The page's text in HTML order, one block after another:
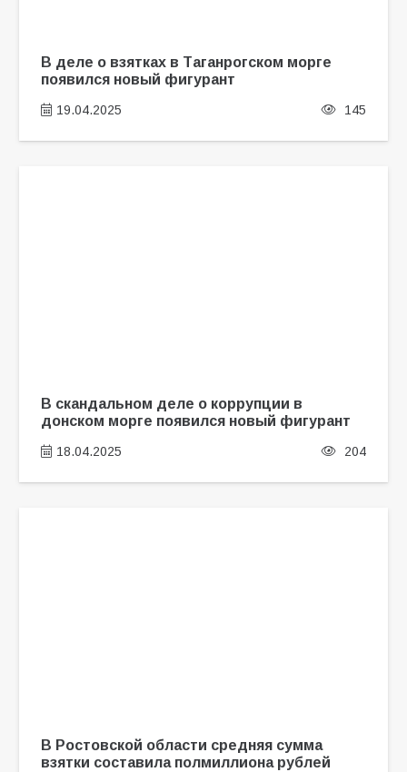
В деле о взятках в Таганрогском морге
появился новый фигурант
19.04.2025 145
В скандальном деле о коррупции в
донском морге появился новый фигурант
18.04.2025 204
В Ростовской области средняя сумма
взятки составила полмиллиона рублей